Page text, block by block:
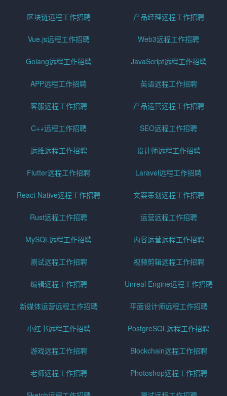
区块链远程工作招聘 产品经理远程工作招聘
Vue.js远程工作招聘 Web3远程工作招聘
Golang远程工作招聘 JavaScript远程工作招聘
APP远程工作招聘 英语远程工作招聘
客服远程工作招聘 产品运营远程工作招聘
C++远程工作招聘 SEO远程工作招聘
运维远程工作招聘 设计师远程工作招聘
Flutter远程工作招聘 Laravel远程工作招聘
React Native远程工作招聘 文案策划远程工作招聘
Rust远程工作招聘 运营远程工作招聘
MySQL远程工作招聘 内容运营远程工作招聘
测试远程工作招聘 视频剪辑远程工作招聘
编辑远程工作招聘 Unreal Engine远程工作招聘
新媒体运营远程工作招聘 平面设计师远程工作招聘
小红书远程工作招聘 PostgreSQL远程工作招聘
游戏远程工作招聘 Blockchain远程工作招聘
老师远程工作招聘 Photoshop远程工作招聘